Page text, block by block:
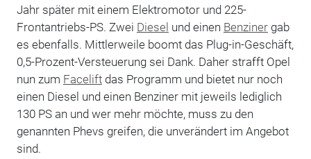
Jahr später mit einem Elektromotor und 225-
Frontantriebs-PS. Zwei Diesel und einen Benzinergab
es ebenfalls. Mittlerweile boomt das Plug-in-Geschäft,
0,5-Prozent-Versteuerung sei Dank. Daher strafft Opel
nun zum Faceliftdas Programm und bietet nur noch
einen Diesel und einen Benziner mit jeweils lediglich
130 PS an und wer mehr möchte, muss zu den
genannten Phevs greifen, die unverändert im Angebot
sind.